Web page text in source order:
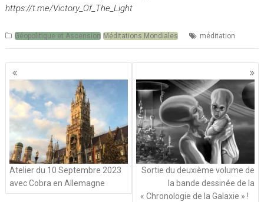
https://t.me/Victory_Of_The_Light
Géopolitique et Ascension Méditations Mondiales méditation
Navigation
des
articles
Atelier du 10 Septembre 2023
avec Cobra en Allemagne
Sortie du deuxième volume de
la bande dessinée de la
« Chronologie de la Galaxie » !